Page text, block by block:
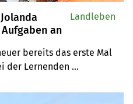
an
bereits das erste Mal
der Lernenden
Landleben